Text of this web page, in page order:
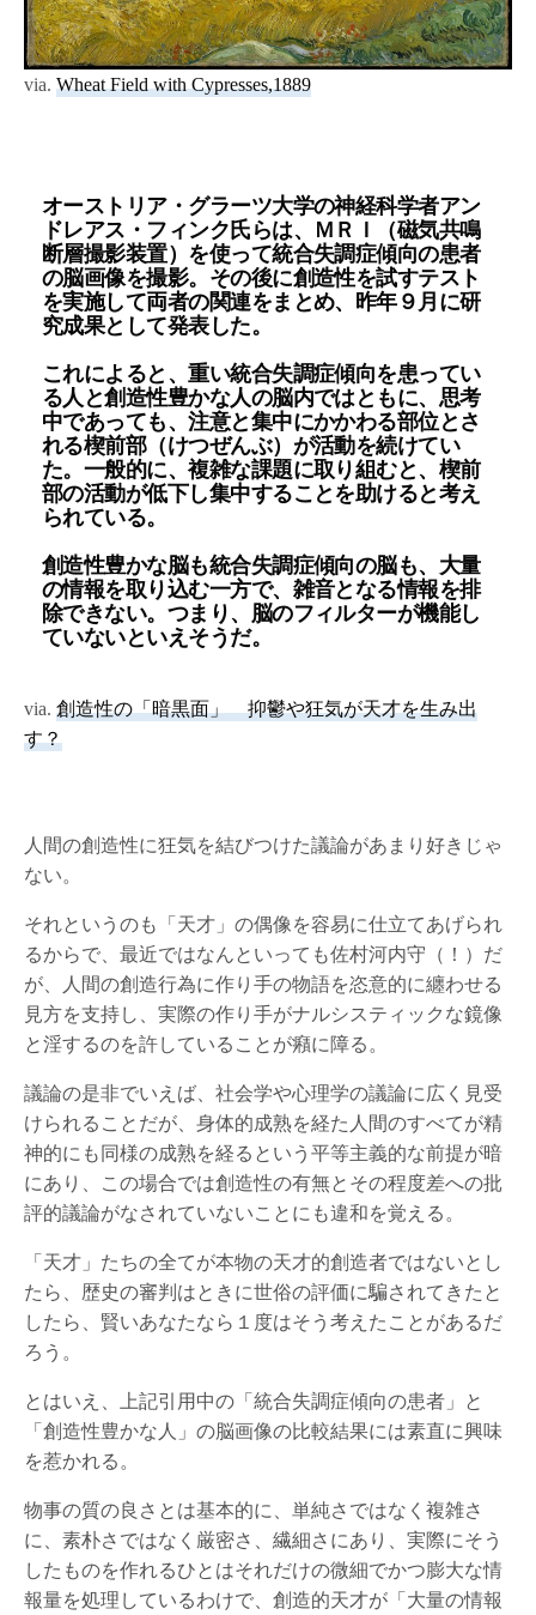
via.Wheat Field with Cypresses,1889
オーストリア・グラーツ大学の神経科学者アン
ドレアス・フィンク氏らは、ＭＲＩ（磁気共鳴
断層撮影装置）を使って統合失調症傾向の患者
の脳画像を撮影。その後に創造性を試すテスト
を実施して両者の関連をまとめ、昨年９月に研
究成果として発表した。
これによると、重い統合失調症傾向を患ってい
る人と創造性豊かな人の脳内ではともに、思考
中であっても、注意と集中にかかわる部位とさ
れる楔前部（けつぜんぶ）が活動を続けてい
た。一般的に、複雑な課題に取り組むと、楔前
部の活動が低下し集中することを助けると考え
られている。
創造性豊かな脳も統合失調症傾向の脳も、大量
の情報を取り込む一方で、雑音となる情報を排
除できない。つまり、脳のフィルターが機能し
ていないといえそうだ。
via.創造性の「暗黒面」 抑鬱や狂気が天才を生み出
す？
人間の創造性に狂気を結びつけた議論があまり好きじゃ
ない。
それというのも「天才」の偶像を容易に仕立てあげられ
るからで、最近ではなんといっても佐村河内守（！）だ
が、人間の創造行為に作り手の物語を恣意的に纏わせる
見方を支持し、実際の作り手がナルシスティックな鏡像
と淫するのを許していることが癪に障る。
議論の是非でいえば、社会学や心理学の議論に広く見受
けられることだが、身体的成熟を経た人間のすべてが精
神的にも同様の成熟を経るという平等主義的な前提が暗
にあり、この場合では創造性の有無とその程度差への批
評的議論がなされていないことにも違和を覚える。
「天才」たちの全てが本物の天才的創造者ではないとし
たら、歴史の審判はときに世俗の評価に騙されてきたと
したら、賢いあなたなら１度はそう考えたことがあるだ
ろう。
とはいえ、上記引用中の「統合失調症傾向の患者」と
「創造性豊かな人」の脳画像の比較結果には素直に興味
を惹かれる。
物事の質の良さとは基本的に、単純さではなく複雑さ
に、素朴さではなく厳密さ、繊細さにあり、実際にそう
したものを作れるひとはそれだけの微細でかつ膨大な情
報量を処理しているわけで、創造的天才が「大量の情報